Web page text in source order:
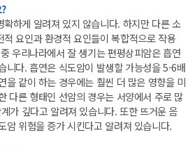
하게 알려져 있지 않습니다. 하지만 다른 소
요인과 환경적 요인들이 복합적으로 작용
우리나라에서 잘 생기는 편평상피암은 흡연
니다. 흡연은 식도암이 발생할 가능성을 5-6배
을 같이 하는 경우에는 훨씬 더 많은 영향을 미
다른 형태인 선암의 경우는 서양에서 주로 많
가 깊다고 알려져 있습니다. 또한 뜨거운 음
암 위험을 증가 시킨다고 알려져 있습니다.